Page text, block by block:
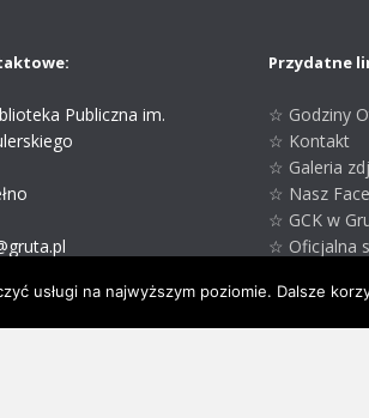
Publiczna im.
Przydatne
☆ Godziny
☆ Kontakt
☆ Galeria
☆ Nasz
☆ GCK w
☆ Oficjalna
usługi na najwyższym poziomie. Dalsze